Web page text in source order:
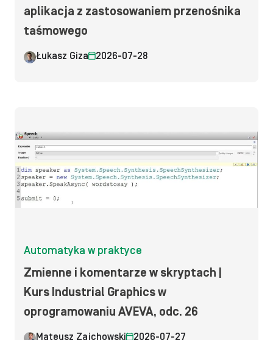
aplikacja z zastosowaniem przenośnika
taśmowego
Łukasz Giza 2026-07-28
Automatyka w praktyce
Zmienne i komentarze w skryptach |
Kurs Industrial Graphics w
oprogramowaniu AVEVA, odc. 26
Mateusz Zajchowski 2026-07-27